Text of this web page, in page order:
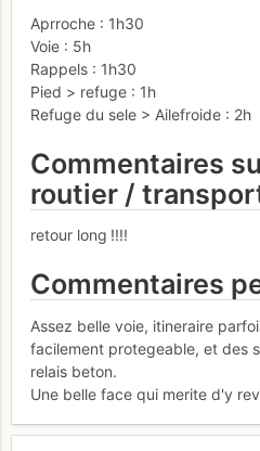
Aprroche : 1h30
Voie : 5h
Rappels : 1h30
Pied > refuge : 1h
Refuge du sele > Ailefroide : 2h
Commentaires
routier /
retour long !!!!
Commentaires
Assez belle voie, itineraire
facilement protegeable, et des
relais beton.
Une belle face qui merite d'y